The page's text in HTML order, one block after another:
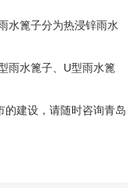
篦子分为热浸锌雨水
水篦子、U型雨水篦
建设，请随时咨询青岛